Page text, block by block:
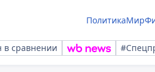
ПолитикаМир
в сравнении